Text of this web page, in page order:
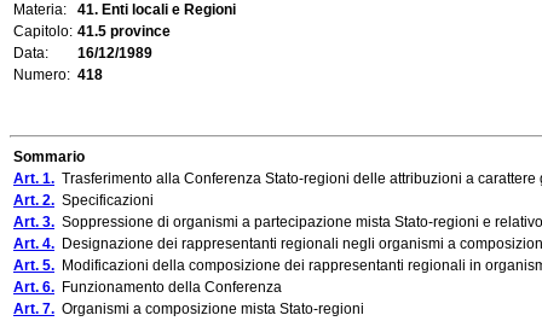
Materia:
41. Enti locali e Regioni
Capitolo: 41.5 province
Data:
16/12/1989
Numero: 418
Sommario
Art. 1. Trasferimento alla Conferenza Stato-regioni delle attribuzioni a
Art. 2. Specificazioni
Art. 3. Soppressione di organismi a partecipazione mista Stato-regioni e
Art. 4. Designazione dei rappresentanti regionali negli organismi a
Art. 5. Modificazioni della composizione dei rappresentanti regionali in
Art. 6. Funzionamento della Conferenza
Art. 7. Organismi a composizione mista Stato-regioni